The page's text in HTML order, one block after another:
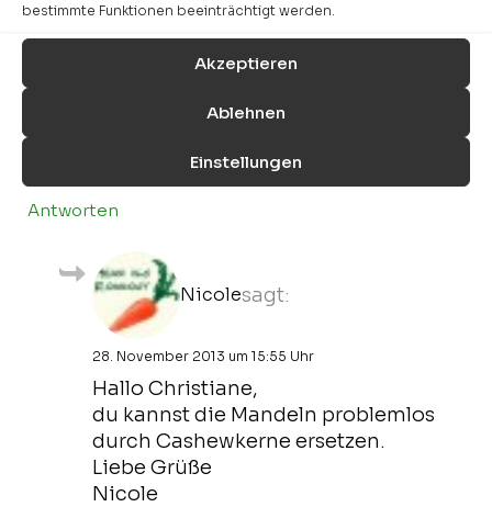
bestimmte Funktionen beeinträchtigt werden.
Akzeptieren
Ablehnen
Einstellungen
28. November 2013 um 9:06 Uhr
Ich ersetze grundsätzlich Mandeln durch
Cashewkerne wegen meiner Allergie.
Glaubst Du das es auch bei diesem Rezept
Antworten
Nicolesagt:
28. November 2013 um 15:55 Uhr
Hallo Christiane,
du kannst die Mandeln problemlos
durch Cashewkerne ersetzen.
Liebe Grüße
Nicole